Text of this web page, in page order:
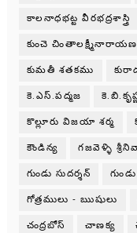
కాలనాధభట్ట వీరభద్రశాస్త్రి
కుంచె చింతాలక్ష్మీనారాయణ
కుమతీ శతకము
కె.ఎస్.పద్మజ
కొల్లూరు విజయా శర్మ
కౌండిన్య గజవెళ్ళి
గుండు సుదర్శన్
గోత్రములు - ఋషులు
చంద్రబోస్ చాణక్య